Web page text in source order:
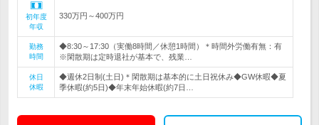
初年度
年収
330万円～400万円
勤務
時間
◆8:30～17:30（実働8時間／休憩1時間）＊時間外労働有無：有
※閑散期は定時退社が基本で、残業…
休日
休暇
◆週休2日制(土日)＊閑散期は基本的に土日祝休み◆GW休暇◆夏
季休暇(約5日)◆年末年始休暇(約7日…